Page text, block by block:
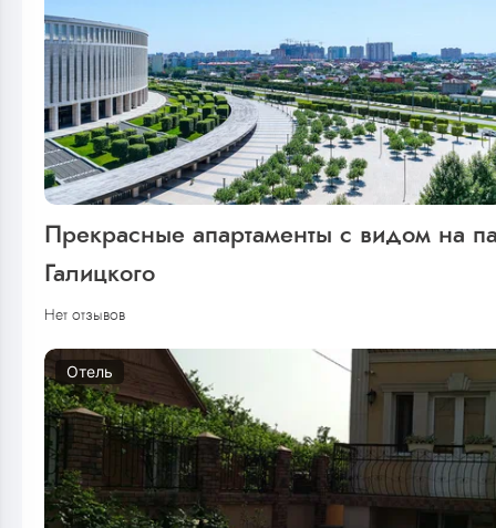
Прекрасные апартаменты с видом на
Галицкого
Нет отзывов
Отель